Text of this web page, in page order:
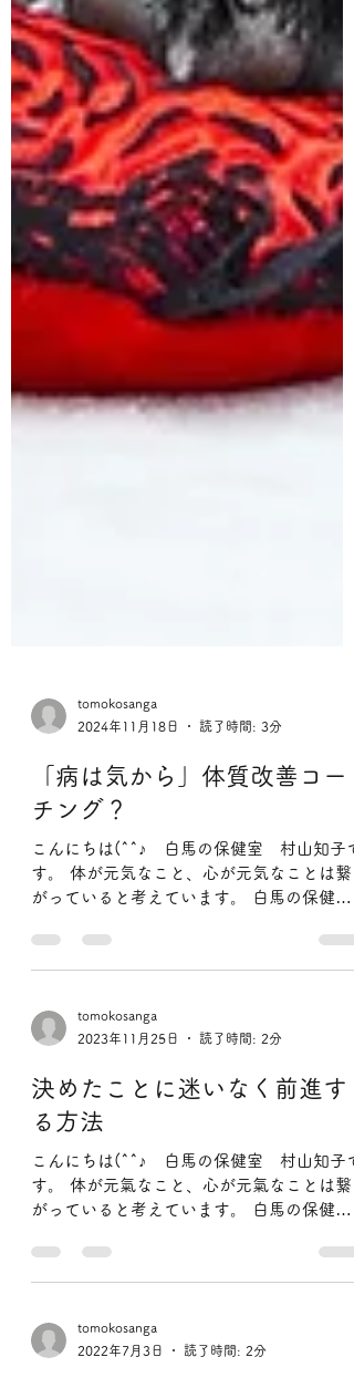
tomokosanga
2024年11月18日
読了時間: 3分
「病は気から」体質改善コー
チング？
こんにちは(^^♪ 白馬の保健室 村山知子で
がっていると考えています。 白馬の保健室
では体と心が元気になること 気がついた
なふうになってしまう 「痛みの出ない体の
動かし方」...
tomokosanga
2023年11月25日
読了時間: 2分
決めたことに迷いなく前進す
る方法
こんにちは(^^♪ 白馬の保健室 村山知子で
がっていると考えています。 白馬の保健室
では体と心が元氣になること 氣がついた